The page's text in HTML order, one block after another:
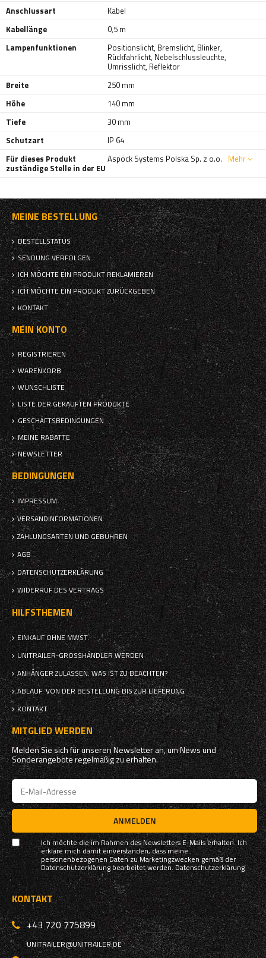
Anschlussart
Kabel
Kabellänge
0,5 m
Lampenfunktionen
Positionslicht, Bremslicht, Blinker,
Rückfahrlicht, Nebelschlussleuchte,
Umrisslicht, Reflektor
Breite
250 mm
Höhe
140 mm
Tiefe
30 mm
Schutzart
IP 64
Für dieses Produkt
zuständige Stelle in der EU
Aspöck Systems Polska Sp. z o.o. Mehr
MEINE BESTELLUNG
BESTELLSTATUS
SENDUNG VERFOLGEN
ICH MÖCHTE EIN PRODUKT REKLAMIEREN
ICH MÖCHTE EIN PRODUKT ZURÜCKGEBEN
KONTAKT
MEIN KONTO
REGISTRIEREN
WARENKORB
WUNSCHLISTE
LISTE DER GEKAUFTEN PRODUKTE
GESCHÄFTSBEDINGUNGEN
MEINE RABATTE
NEWSLETTER
BEDINGUNGEN
IMPRESSUM
VERSANDINFORMATIONEN
ZAHLUNGSARTEN UND GEBÜHREN
AGB
DATENSCHUTZERKLÄRUNG
WIDERRUF DES VERTRAGS
HILFSTHEMEN
EINKAUF OHNE MWST.
UNITRAILER-GROSSHÄNDLER WERDEN
ANHÄNGER ZULASSEN: WAS IST ZU BEACHTEN?
ABLAUF: VON DER BESTELLUNG BIS ZUR LIEFERUNG
KONTAKT
MITGLIED WERDEN
Melden Sie sich für unseren Newsletter an, um News und
Sonderangebote regelmäßig zu erhalten.
ANMELDEN
Ich möchte die im Rahmen des Newsletters E-Mails erhalten. Ich
erkläre mich damit einverstanden, dass meine
personenbezogenen Daten zu Marketingzwecken gemäß der
Datenschutzerklärung bearbeitet werden.Datenschutzerklärung
KONTAKT
+43 720 775899
UNITRAILER@UNITRAILER.DE